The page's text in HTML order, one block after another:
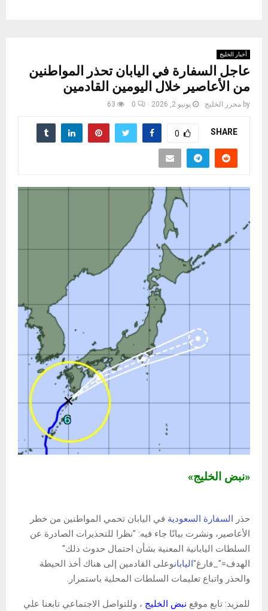
أخبار الخليج
عاجل السفارة في اليابان تحذر المواطنين
من الأعاصير خلال اليومين القادمين
by محرر الخليج يونيو 2, 2026 0
63
SHARE
0
«نبض الخليج»
حذر السفارة السعودية في اليابان تحمي المواطنين من خطر
الأعاصير، ونشرت بيانًا جاء فيه: "نظرا للتحذيرات الصادرة عن
السلطات اليابانية المعنية بشأن احتمال حدوث ذلك"
الهدف="_فارغ"اليابانوعلى القادمين إلى هناك أخذ الحيطة
والحذر واتباع تعليمات السلطات المحلية باستمرار.
للمزيد: تابع موقع نبض الخليج ، وللتواصل الاجتماعي تابعنا علي